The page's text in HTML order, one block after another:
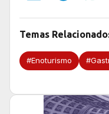
Temas
#Enoturismo